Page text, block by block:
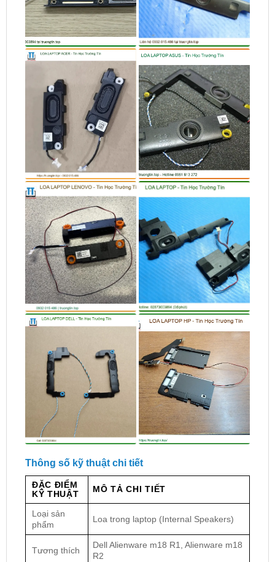
Thông số kỹ thuật chi tiết
ĐẶC ĐIỂM
KỸ THUẬT
MÔ TẢ CHI TIẾT
Loại sản
phẩm
Loa trong laptop (Internal Speakers)
Tương thích
Dell Alienware m18 R1, Alienware m18
R2